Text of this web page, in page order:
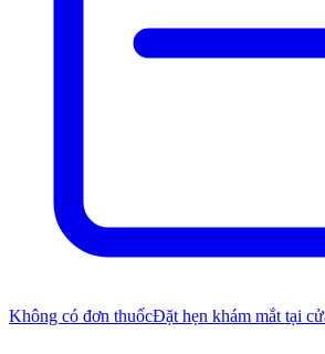
Không có đơn thuốcĐặt hẹn khám mắt tại